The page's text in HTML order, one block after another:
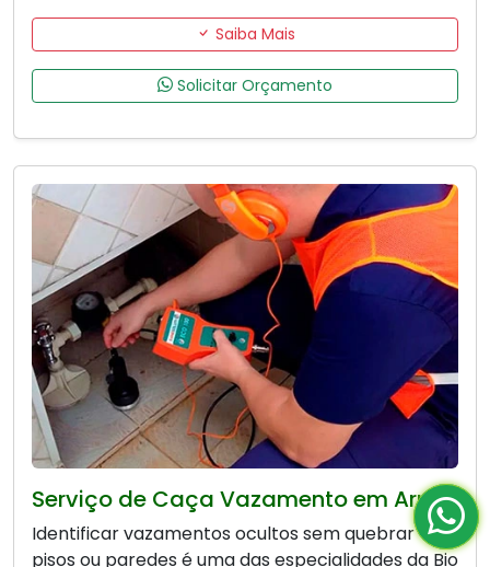
Saiba Mais
Solicitar Orçamento
Serviço de Caça Vazamento em Arujá
Identificar vazamentos ocultos sem quebrar
pisos ou paredes é uma das especialidades da Bio